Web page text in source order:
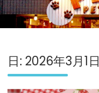
日: 2026年3月1日